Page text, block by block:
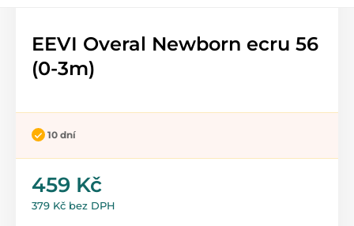
EEVI Overal Newborn ecru 56
(0-3m)
10 dní
459 Kč
379 Kč bez DPH